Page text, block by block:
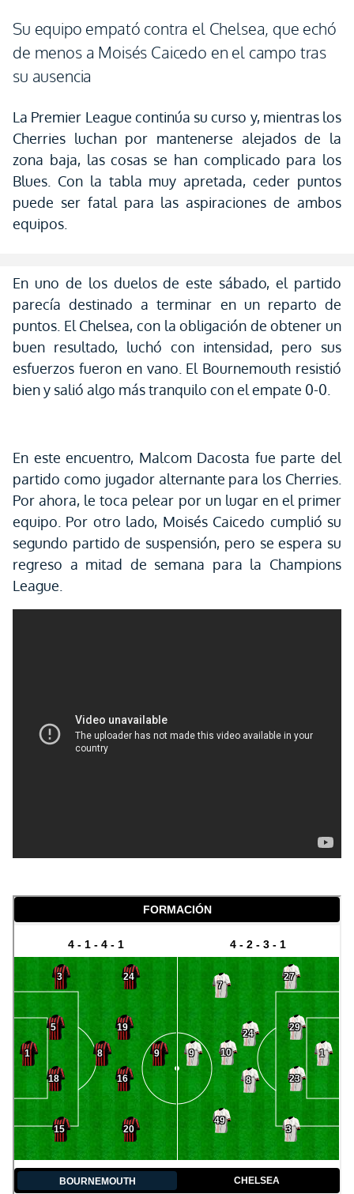
Su equipo empató contra el Chelsea, que echó
de menos a Moisés Caicedo en el campo tras
su ausencia
La Premier League continúa su curso y, mientras los
Cherries luchan por mantenerse alejados de la
zona baja, las cosas se han complicado para los
Blues. Con la tabla muy apretada, ceder puntos
puede ser fatal para las aspiraciones de ambos
equipos.
En uno de los duelos de este sábado, el partido
parecía destinado a terminar en un reparto de
puntos. El Chelsea, con la obligación de obtener un
buen resultado, luchó con intensidad, pero sus
esfuerzos fueron en vano. El Bournemouth resistió
bien y salió algo más tranquilo con el empate 0-0.
En este encuentro, Malcom Dacosta fue parte del
partido como jugador alternante para los Cherries.
Por ahora, le toca pelear por un lugar en el primer
equipo. Por otro lado, Moisés Caicedo cumplió su
segundo partido de suspensión, pero se espera su
regreso a mitad de semana para la Champions
League.